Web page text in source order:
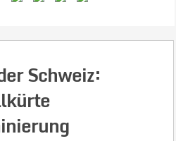
Schweiz: